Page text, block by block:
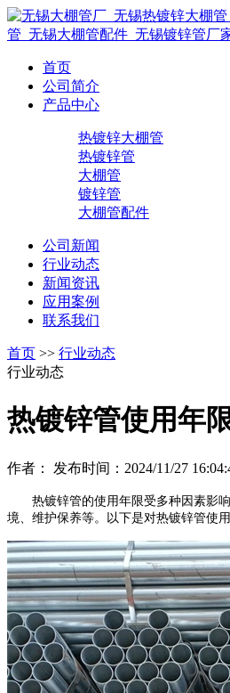
首页
公司简介
产品中心
热镀锌大棚管
热镀锌管
大棚管
镀锌管
大棚管配件
公司新闻
行业动态
新闻资讯
应用案例
联系我们
首页 >> 行业动态
行业动态
热镀锌管使用年
作者： 发布时间：2024/11/27
热镀锌管的使用年限受多种因素影响
境、维护保养等。以下是对热镀锌管使